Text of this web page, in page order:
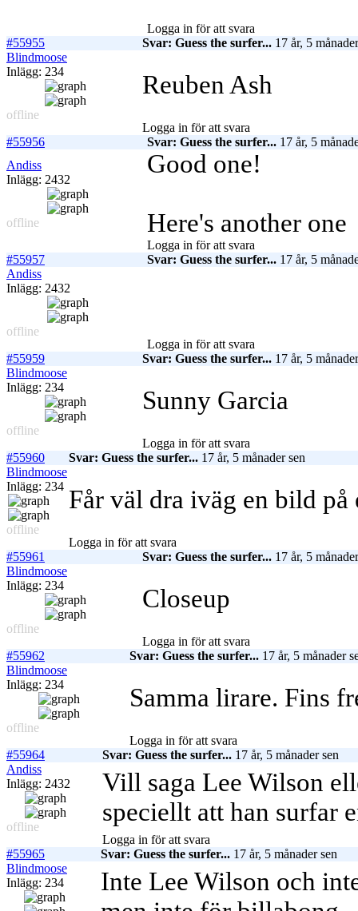
Logga in för att svara
#55955
Svar: Guess the surfer... 17 år, 5
Blindmoose
Inlägg: 234
offline
Reuben Ash
Logga in för att svara
#55956
Svar: Guess the surfer... 17 år, 5
Andiss
Inlägg: 2432
offline
Good one!
Here's another one
Logga in för att svara
#55957
Svar: Guess the surfer... 17 år, 5
Andiss
Inlägg: 2432
offline
Logga in för att svara
#55959
Svar: Guess the surfer... 17 år, 5
Blindmoose
Inlägg: 234
offline
Sunny Garcia
Logga in för att svara
#55960
Svar: Guess the surfer... 17 år, 5 månader sen
Blindmoose
Inlägg: 234
offline
Får väl dra iväg en bild
Logga in för att svara
#55961
Svar: Guess the surfer... 17 år, 5
Blindmoose
Inlägg: 234
offline
Closeup
Logga in för att svara
#55962
Svar: Guess the surfer... 17 år, 5 månader
Blindmoose
Inlägg: 234
offline
Samma lirare. Fins
Logga in för att svara
#55964
Svar: Guess the surfer... 17 år, 5 månader sen
Andiss
Inlägg: 2432
offline
Vill saga Lee Wilson
speciellt att han surfar
Logga in för att svara
#55965
Svar: Guess the surfer... 17 år, 5 månader sen
Blindmoose
Inlägg: 234
Inte Lee Wilson och